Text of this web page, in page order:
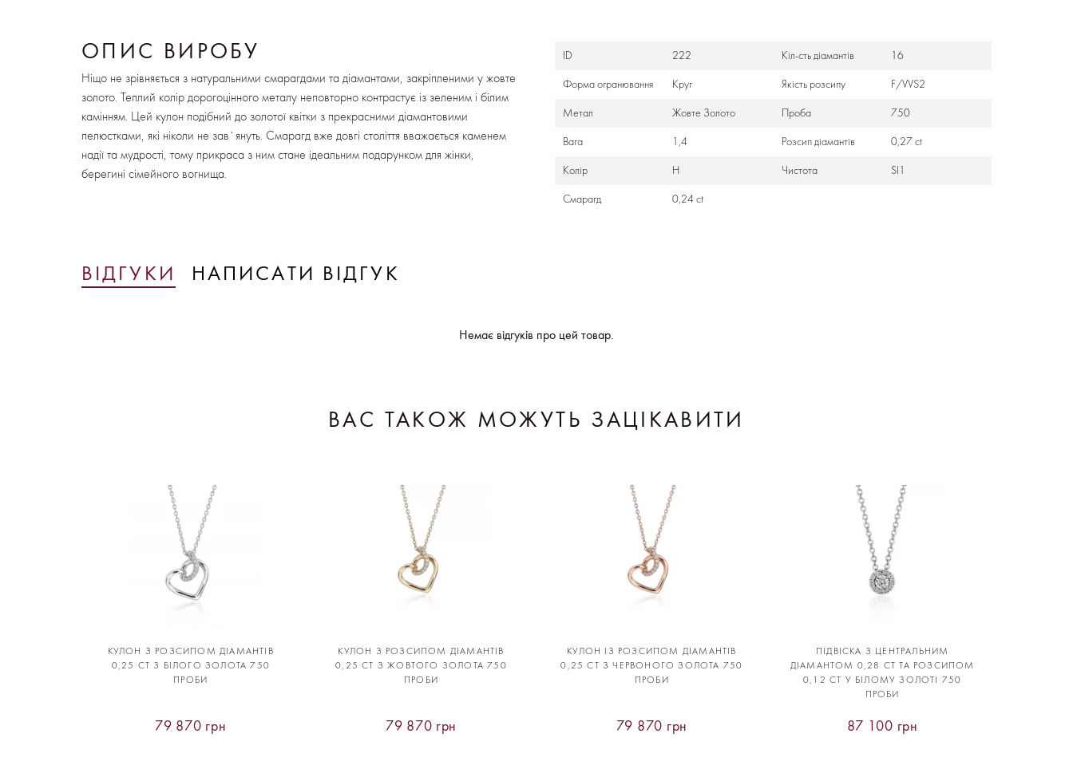
ОПИС ВИРОБУ
Ніщо не зрівняється з натуральними смарагдами та діамантами, закріпленими у жовте
золото. Теплий колір дорогоцінного металу неповторно контрастує із зеленим і білим
камінням. Цей кулон подібний до золотої квітки з прекрасними діамантовими
пелюстками, які ніколи не зав`януть. Смарагд вже довгі століття вважається каменем
надії та мудрості, тому прикраса з ним стане ідеальним подарунком для жінки,
берегині сімейного вогнища.
ID 222 Кіл-сть діамантів 16
Форма огранювання Круг Якість розсипу F/VVS2
Метал Жовте Золото Проба 750
Вага 1,4 Розсип діамантів 0,27 ct
Колір H Чистота SI1
Смарагд 0,24 ct
ВІДГУКИ НАПИСАТИ ВІДГУК
Немає відгуків про цей товар.
ВАС ТАКОЖ МОЖУТЬ ЗАЦІКАВИТИ
КУЛОН З РОЗСИПОМ ДІАМАНТІВ
0,25 CT З БІЛОГО ЗОЛОТА 750
ПРОБИ
79 870 грн
КУЛОН З РОЗСИПОМ ДІАМАНТІВ
0,25 CT З ЖОВТОГО ЗОЛОТА 750
ПРОБИ
79 870 грн
КУЛОН ІЗ РОЗСИПОМ ДІАМАНТІВ
0,25 CT З ЧЕРВОНОГО ЗОЛОТА 750
ПРОБИ
79 870 грн
ПІДВІСКА З ЦЕНТРАЛЬНИМ
ДІАМАНТОМ 0,28 CT ТА РОЗСИПОМ
0,12 CT У БІЛОМУ ЗОЛОТІ 750
ПРОБИ
87 100 грн